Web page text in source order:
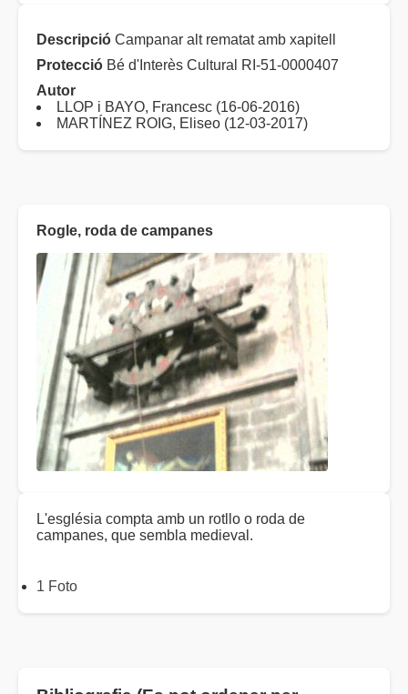
Descripció Campanar alt rematat amb xapitell
Protecció Bé d'Interès Cultural RI-51-0000407
Autor
LLOP i BAYO, Francesc (16-06-2016)
MARTÍNEZ ROIG, Eliseo (12-03-2017)
Rogle, roda de campanes
L'església compta amb un rotllo o roda de
campanes, que sembla medieval.
1 Foto